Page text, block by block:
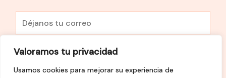
Valoramos tu privacidad
Usamos cookies para mejorar su experiencia de
m
a
He leído y Acepto lapolítica de privacidad